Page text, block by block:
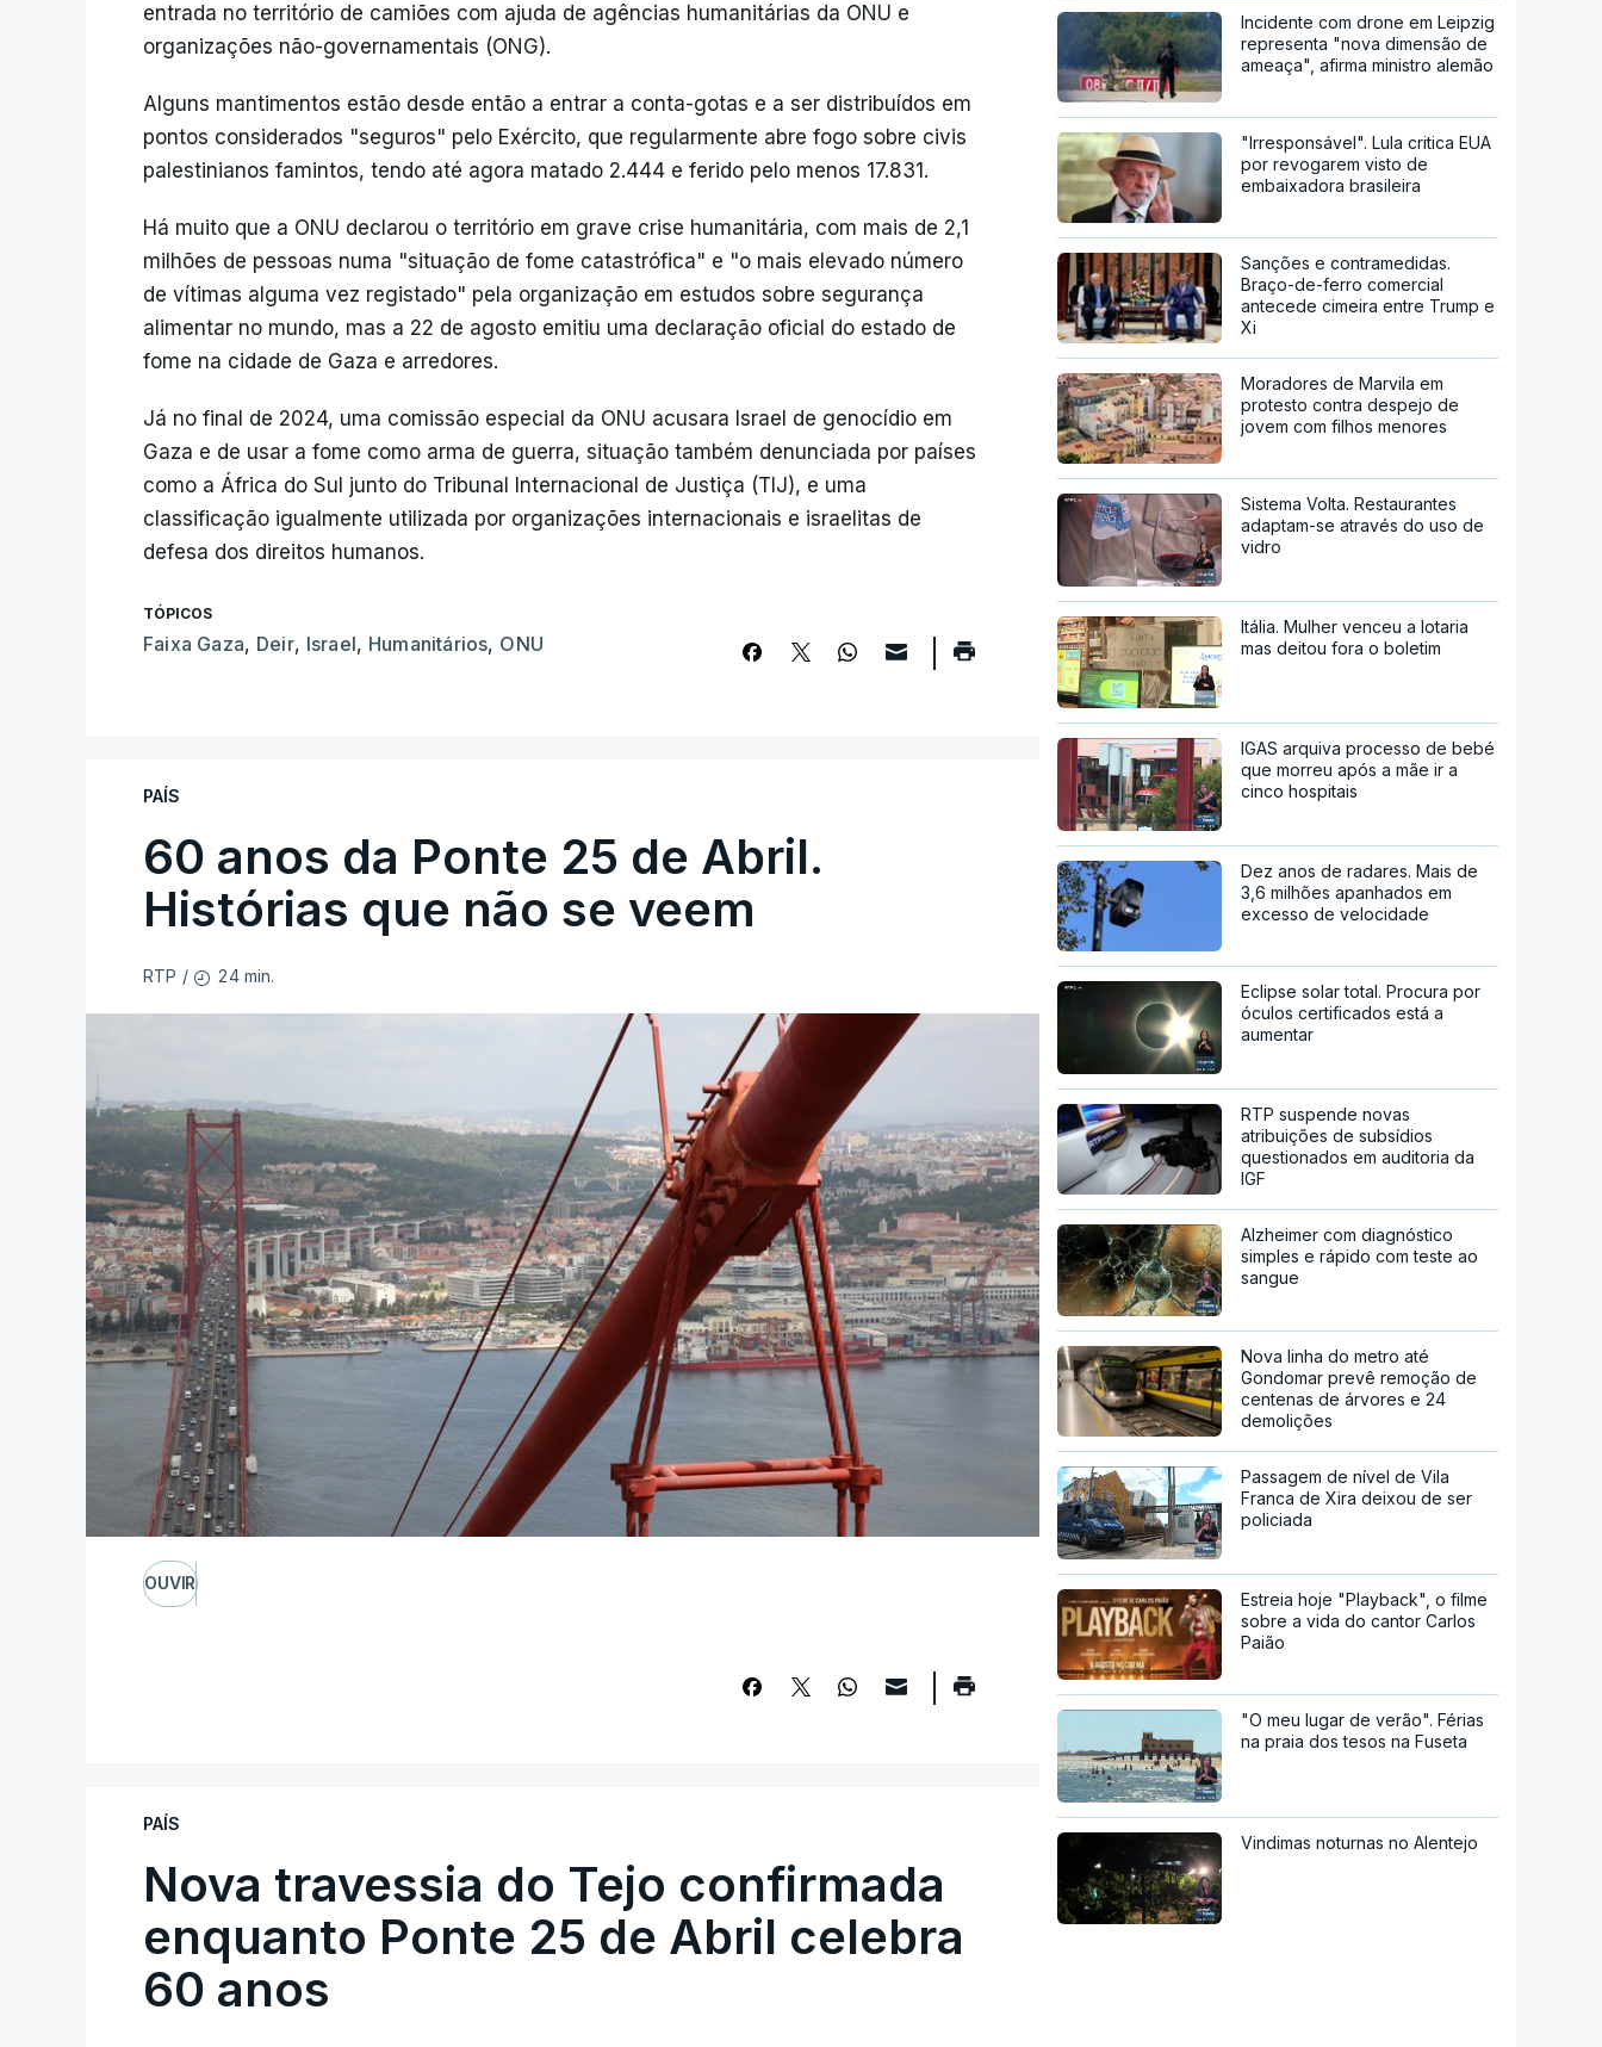
entrada no território de camiões com ajuda de agências humanitárias da ONU e
organizações não-governamentais (ONG).
Alguns mantimentos estão desde então a entrar a conta-gotas e a ser distribuídos em
pontos considerados "seguros" pelo Exército, que regularmente abre fogo sobre civis
palestinianos famintos, tendo até agora matado 2.444 e ferido pelo menos 17.831.
Há muito que a ONU declarou o território em grave crise humanitária, com mais de 2,1
milhões de pessoas numa "situação de fome catastrófica" e "o mais elevado número
de vítimas alguma vez registado" pela organização em estudos sobre segurança
alimentar no mundo, mas a 22 de agosto emitiu uma declaração oficial do estado de
fome na cidade de Gaza e arredores.
Já no final de 2024, uma comissão especial da ONU acusara Israel de genocídio em
Gaza e de usar a fome como arma de guerra, situação também denunciada por países
como a África do Sul junto do Tribunal Internacional de Justiça (TIJ), e uma
classificação igualmente utilizada por organizações internacionais e israelitas de
defesa dos direitos humanos.
TÓPICOS
Faixa Gaza, Deir, Israel, Humanitários, ONU
PAÍS
60 anos da Ponte 25 de Abril.
Histórias que não se veem
RTP / 24 min.
OUVIR
PAÍS
Nova travessia do Tejo confirmada
enquanto Ponte 25 de Abril celebra
60 anos
Incidente com drone em Leipzig
representa "nova dimensão de
ameaça", afirma ministro alemão
"Irresponsável". Lula critica EUA
por revogarem visto de
embaixadora brasileira
Sanções e contramedidas.
Braço-de-ferro comercial
antecede cimeira entre Trump e
Xi
Moradores de Marvila em
protesto contra despejo de
jovem com filhos menores
Sistema Volta. Restaurantes
adaptam-se através do uso de
vidro
Itália. Mulher venceu a lotaria
mas deitou fora o boletim
IGAS arquiva processo de bebé
que morreu após a mãe ir a
cinco hospitais
Dez anos de radares. Mais de
3,6 milhões apanhados em
excesso de velocidade
Eclipse solar total. Procura por
óculos certificados está a
aumentar
RTP suspende novas
atribuições de subsídios
questionados em auditoria da
IGF
Alzheimer com diagnóstico
simples e rápido com teste ao
sangue
Nova linha do metro até
Gondomar prevê remoção de
centenas de árvores e 24
demolições
Passagem de nível de Vila
Franca de Xira deixou de ser
policiada
Estreia hoje "Playback", o filme
sobre a vida do cantor Carlos
Paião
"O meu lugar de verão". Férias
na praia dos tesos na Fuseta
Vindimas noturnas no Alentejo